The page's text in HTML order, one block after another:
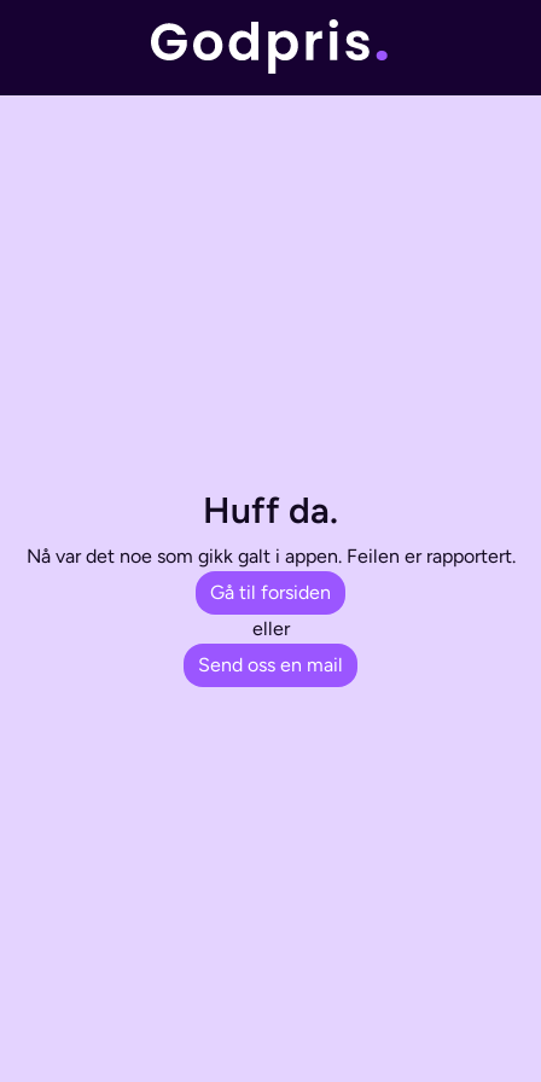
Huff da.
Nå var det noe som gikk galt i appen. Feilen er rapportert.
Gå til forsiden
eller
Send oss en mail